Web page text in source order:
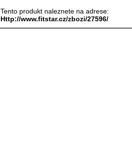
Tento produkt naleznete na adrese:
Http://www.fitstar.cz/zbozi/27596/